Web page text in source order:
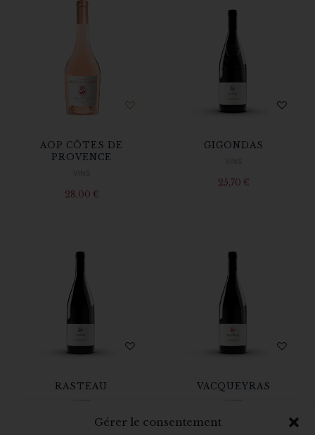
Gérer le consentement
AOP CÔTES DE
PROVENCE
VINS
28,00 €
GIGONDAS
VINS
25,70 €
RASTEAU
VINS
€
VACQUEYRAS
VINS
20,40